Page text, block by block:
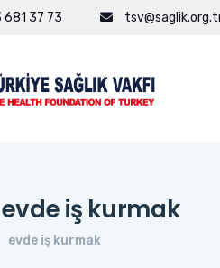
37 73
iş kurmak
evde iş kurmak